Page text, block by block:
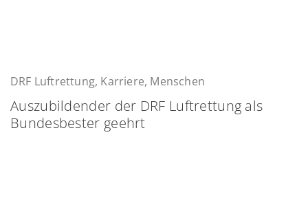
DRF Luftrettung, Karriere, Menschen
Auszubildender der DRF Luftrettung als
Bundesbester geehrt